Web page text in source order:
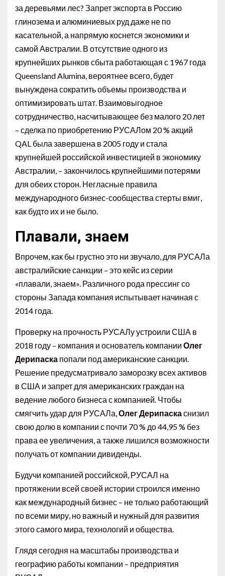
за деревьями лес? Запрет экспорта в Россию
глинозема и алюминиевых руд даже не по
касательной, а напрямую коснется экономики и
самой Австралии. В отсутствие одного из
крупнейших рынков сбыта работающая с 1967 года
Queensland Alumina, вероятнее всего, будет
вынуждена сократить объемы производства и
оптимизировать штат. Взаимовыгодное
сотрудничество, насчитывающее без малого 20 лет
– сделка по приобретению РУСАЛом 20 % акций
QAL была завершена в 2005 году и стала
крупнейшей российской инвестицией в экономику
Австралии, – закончилось крупнейшими потерями
для обеих сторон. Негласные правила
международного бизнес-сообщества стерты вмиг,
как будто их и не было.
Плавали, знаем
Впрочем, как бы грустно это ни звучало, для РУСАЛа
австралийские санкции – это кейс из серии
«плавали, знаем». Различного рода прессинг со
стороны Запада компания испытывает начиная с
2014 года.
Проверку на прочность РУСАЛу устроили США в
2018 году – компания и основатель компании Олег
Дерипаска попали под американские санкции.
Решение предусматривало заморозку всех активов
в США и запрет для американских граждан на
ведение любого бизнеса с компанией. Чтобы
смягчить удар для РУСАЛа,Олег Дерипаскаснизил
свою долю в компании с почти 70 % до 44,95 % без
права ее увеличения, а также лишился возможности
получать от компании дивиденды.
Будучи компанией российской, РУСАЛ на
протяжении всей своей истории строился именно
как международный бизнес – не только работающий
по всеми миру, но важный и нужный для развития
этого самого мира, технологий и общества.
Глядя сегодня на масштабы производства и
географию работы компании – предприятия